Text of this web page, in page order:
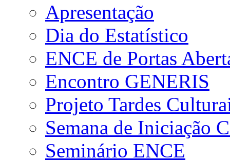
Apresentação
Dia do Estatístico
ENCE de Portas
Encontro GENERIS
Projeto Tardes
Semana de Iniciação
Seminário ENCE